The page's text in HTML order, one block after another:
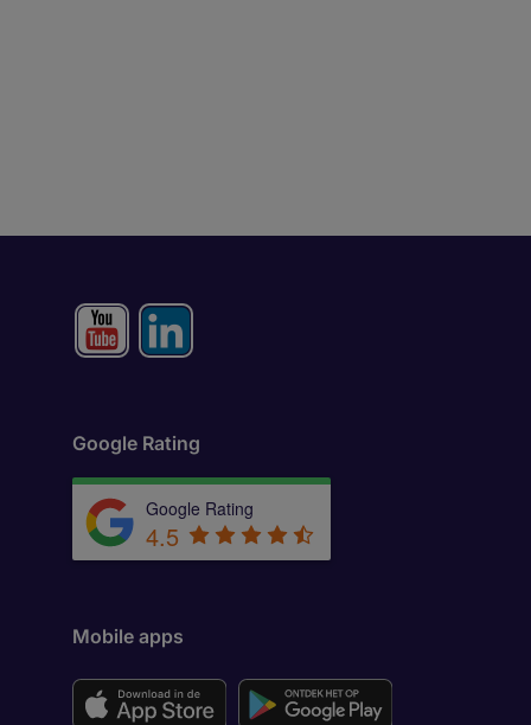
Google Rating
Google Rating
4.5
Mobile apps